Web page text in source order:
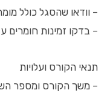
– וודאו שהסגל כולל
– בדקו זמינות חומרים
תנאי הקורס ועלויות
– משך הקורס ומספר